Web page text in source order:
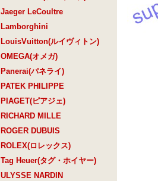
Jaeger LeCoultre
Lamborghini
LouisVuitton(ルイヴィトン)
OMEGA(オメガ)
Panerai(パネライ)
PATEK PHILIPPE
PIAGET(ピアジェ)
RICHARD MILLE
ROGER DUBUIS
ROLEX(ロレックス)
Tag Heuer(タグ・ホイヤー)
ULYSSE NARDIN